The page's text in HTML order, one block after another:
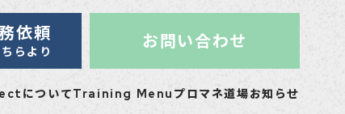
依頼
らより
お問い合わせ
についてTraining Menu プロマネ道場お知らせ